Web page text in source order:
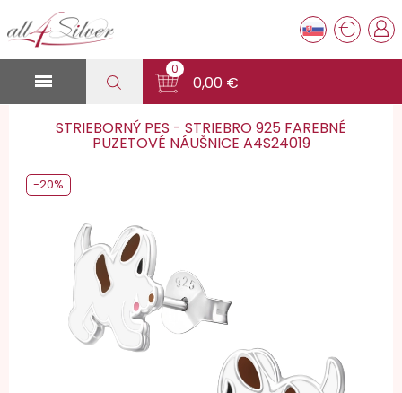
€

0
0,00 €
STRIEBORNÝ PES - STRIEBRO 925 FAREBNÉ
PUZETOVÉ NÁUŠNICE A4S24019
-20%